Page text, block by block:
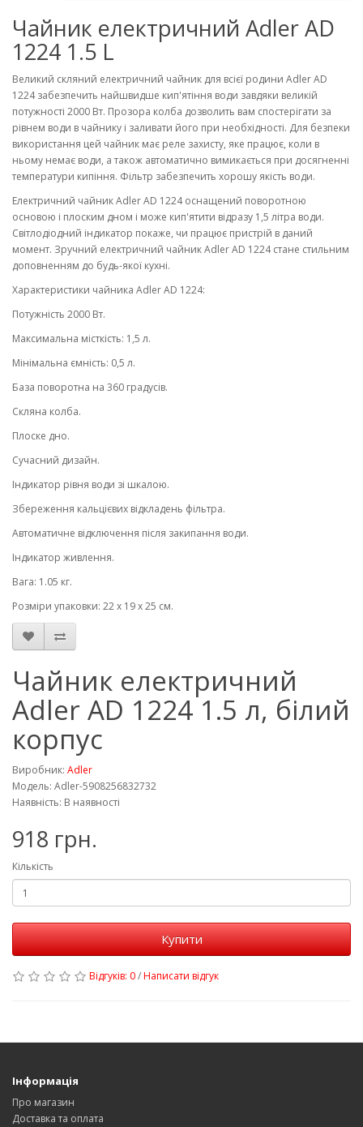
Чайник електричний Adler AD
1224 1.5 L
Великий скляний електричний чайник для всієї родини Adler AD
1224 забезпечить найшвидше кип'ятіння води завдяки великій
потужності 2000 Вт. Прозора колба дозволить вам спостерігати за
рівнем води в чайнику і заливати його при необхідності. Для безпеки
використання цей чайник має реле захисту, яке працює, коли в
ньому немає води, а також автоматично вимикається при досягненні
температури кипіння. Фільтр забезпечить хорошу якість води.
Електричний чайник Adler AD 1224 оснащений поворотною
основою і плоским дном і може кип'ятити відразу 1,5 літра води.
Світлодіодний індикатор покаже, чи працює пристрій в даний
момент. Зручний електричний чайник Adler AD 1224 стане стильним
доповненням до будь-якої кухні.
Характеристики чайника Adler AD 1224:
Потужність 2000 Вт.
Максимальна місткість: 1,5 л.
Мінімальна ємність: 0,5 л.
База поворотна на 360 градусів.
Скляна колба.
Плоске дно.
Сучасний дизайн.
Індикатор рівня води зі шкалою.
Збереження кальцієвих відкладень фільтра.
Автоматичне відключення після закипання води.
Індикатор живлення.
Вага: 1.05 кг.
Розміри упаковки: 22 x 19 x 25 см.
Чайник електричний
Adler AD 1224 1.5 л, білий
корпус
Виробник: Adler
Модель: Adler-5908256832732
Наявність: В наявності
918 грн.
Кількість
Купити
Відгуків: 0/Написати відгук
Інформація
Про магазин
Доставка та оплата